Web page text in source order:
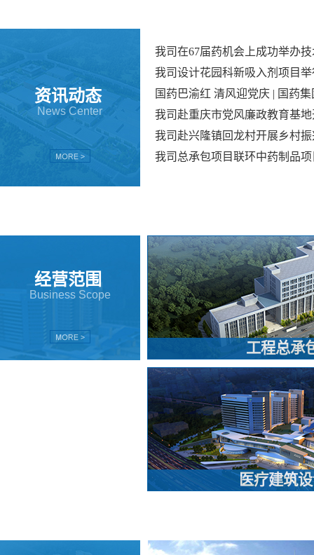
0%以上，硕士占30%以上。
际知名工程公司合作，铸就了
了一批通过国际标准认证的项
了优质的工程技术服务，并与
计院一直秉承“追求卓越”的奋
资讯动态
News Center
我司在67届药机会上成功举办
Business Scope
经营范围
工程总承
医疗建筑